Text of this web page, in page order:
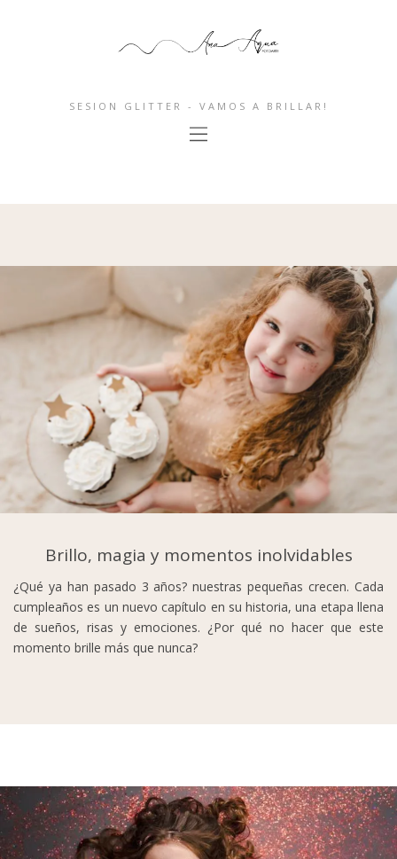
SESION GLITTER - VAMOS A BRILLAR!
Brillo, magia y momentos inolvidables
¿Qué ya han pasado 3 años? nuestras pequeñas crecen. Cada
cumpleaños es un nuevo capítulo en su historia, una etapa llena
de sueños, risas y emociones. ¿Por qué no hacer que este
momento brille más que nunca?